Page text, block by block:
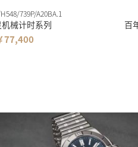
739P/A20BA.1
械计时系列
77,400
百